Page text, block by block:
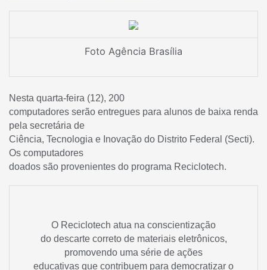
Foto Agência Brasília
Nesta quarta-feira (12), 200
computadores serão entregues para alunos de baixa renda
pela secretária de
Ciência, Tecnologia e Inovação do Distrito Federal (Secti).
Os computadores
doados são provenientes do programa Reciclotech.
O Reciclotech atua na conscientização
do descarte correto de materiais eletrônicos,
promovendo uma série de ações
educativas que contribuem para democratizar o